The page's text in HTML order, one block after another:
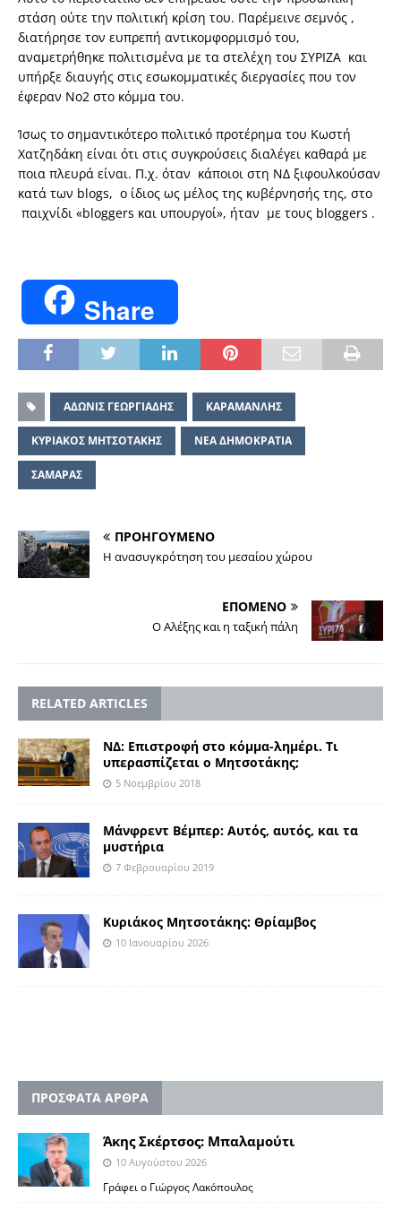
στάση ούτε την πολιτική κρίση του. Παρέμεινε σεμνός ,
διατήρησε τον ευπρεπή αντικομφορμισμό του,
αναμετρήθηκε πολιτισμένα με τα στελέχη του ΣΥΡΙΖΑ και
υπήρξε διαυγής στις εσωκομματικές διεργασίες που τον
έφεραν Νο2 στο κόμμα του.
Ίσως το σημαντικότερο πολιτικό προτέρημα του Κωστή
Χατζηδάκη είναι ότι στις συγκρούσεις διαλέγει καθαρά με
ποια πλευρά είναι. Π.χ. όταν κάποιοι στη ΝΔ ξιφουλκούσαν
κατά των blogs, ο ίδιος ως μέλος της κυβέρνησής της, στο
παιχνίδι «bloggers και υπουργοί», ήταν με τους bloggers .
Share
ΑΔΩΝΙΣ ΓΕΩΡΓΙΑΔΗΣ ΚΑΡΑΜΑΝΛΗΣ
ΚΥΡΙΑΚΟΣ ΜΗΤΣΟΤΑΚΗΣ ΝΕΑ ΔΗΜΟΚΡΑΤΙΑ
ΣΑΜΑΡΑΣ
ΠΡΟΗΓΟΥΜΕΝΟ
Η ανασυγκρότηση του μεσαίου χώρου
ΕΠΟΜΕΝΟ
Ο Αλέξης και η ταξική πάλη
RELATED ARTICLES
ΝΔ: Επιστροφή στο κόμμα-λημέρι. Τι
υπερασπίζεται ο Μητσοτάκης;
5 Νοεμβρίου 2018
Μάνφρεντ Βέμπερ: Αυτός, αυτός, και τα
μυστήρια
7 Φεβρουαρίου 2019
Κυριάκος Μητσοτάκης: Θρίαμβος
10 Ιανουαρίου 2026
ΠΡΟΣΦΑΤΑ ΑΡΘΡΑ
Άκης Σκέρτσος: Μπαλαμούτι
10 Αυγούστου 2026
Γράφει ο Γιώργος Λακόπουλος